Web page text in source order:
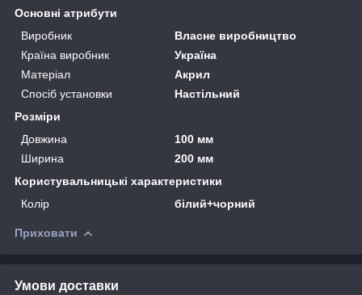
Основні атрибути
Виробник
Власне виробництво
Країна виробник
Україна
Матеріал
Акрил
Спосіб установки
Настільний
Розміри
Довжина
100 мм
Ширина
200 мм
Користувальницькі характеристики
Колір
білий+чорний
Приховати
Умови доставки